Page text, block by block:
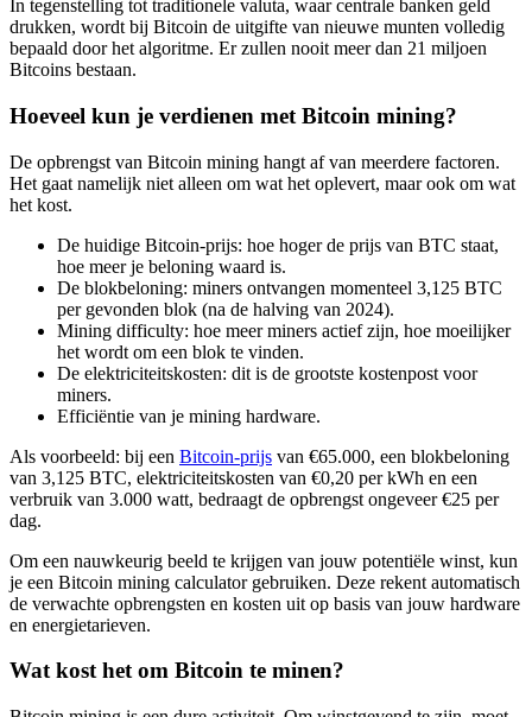
In tegenstelling tot traditionele valuta, waar centrale banken geld
drukken, wordt bij Bitcoin de uitgifte van nieuwe munten volledig
bepaald door het algoritme. Er zullen nooit meer dan 21 miljoen
Bitcoins bestaan.
Hoeveel kun je verdienen met Bitcoin mining?
De opbrengst van Bitcoin mining hangt af van meerdere factoren.
Het gaat namelijk niet alleen om wat het oplevert, maar ook om wat
het kost.
De huidige Bitcoin-prijs: hoe hoger de prijs van BTC staat,
hoe meer je beloning waard is.
De blokbeloning: miners ontvangen momenteel 3,125 BTC
per gevonden blok (na de halving van 2024).
Mining difficulty: hoe meer miners actief zijn, hoe moeilijker
het wordt om een blok te vinden.
De elektriciteitskosten: dit is de grootste kostenpost voor
miners.
Efficiëntie van je mining hardware.
Als voorbeeld: bij een Bitcoin-prijs van €65.000, een blokbeloning
van 3,125 BTC, elektriciteitskosten van €0,20 per kWh en een
verbruik van 3.000 watt, bedraagt de opbrengst ongeveer €25 per
dag.
Om een nauwkeurig beeld te krijgen van jouw potentiële winst, kun
je een Bitcoin mining calculator gebruiken. Deze rekent automatisch
de verwachte opbrengsten en kosten uit op basis van jouw hardware
en energietarieven.
Wat kost het om Bitcoin te minen?